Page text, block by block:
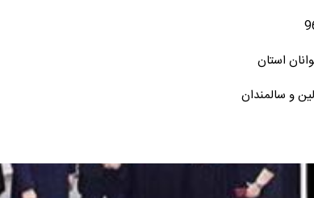
استان
و سالمندان